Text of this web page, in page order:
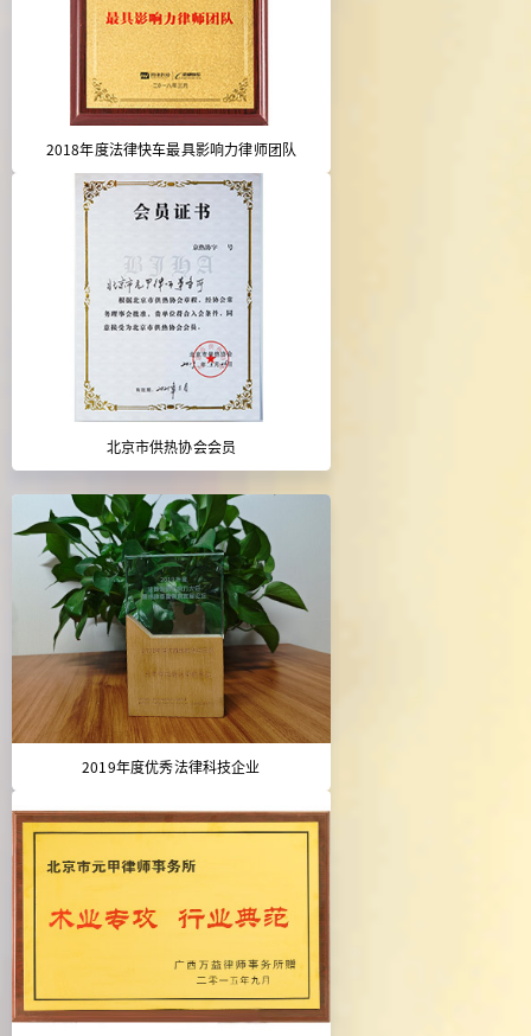
2018年度法律快车最具影响力律师团队
北京市供热协会会员
2019年度优秀法律科技企业